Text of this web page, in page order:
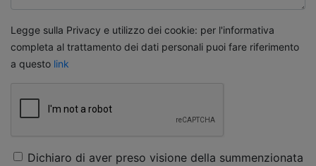
Legge sulla Privacy e utilizzo dei cookie: per l'informativa
completa al trattamento dei dati personali puoi fare riferimento
a questo link
Dichiaro di aver preso visione della summenzionata